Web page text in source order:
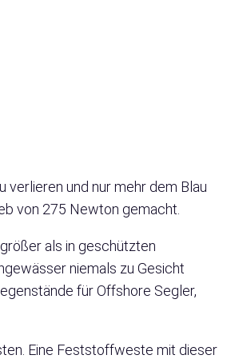
verlieren und nur mehr dem Blau
von 275 Newton gemacht.
als in geschützten
niemals zu Gesicht
für Offshore Segler,
Eine Feststoffweste mit dieser